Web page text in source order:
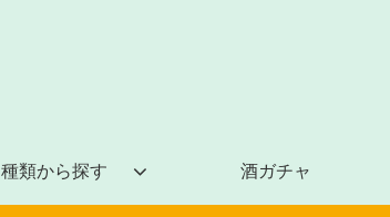
種類から探す 酒ガチャ